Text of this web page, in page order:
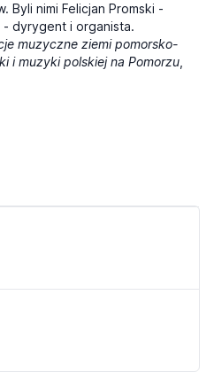
Byli nimi Felicjan Promski -
dyrygent i organista.
muzyczne ziemi pomorsko-
i muzyki polskiej na Pomorzu